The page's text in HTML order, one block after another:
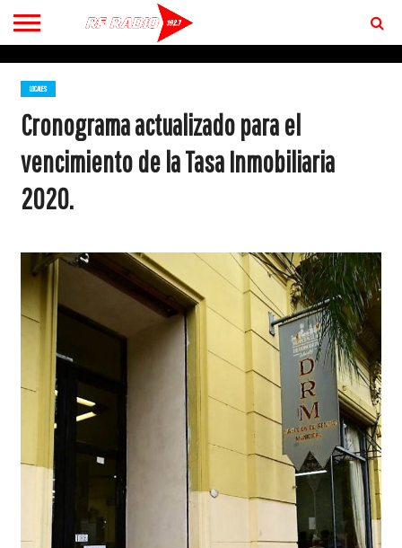
CONTACTO
BIENVENIDOS
A RF 102.7 FM
LOCALES
Cronograma actualizado para el
vencimiento de la Tasa Inmobiliaria
2020.